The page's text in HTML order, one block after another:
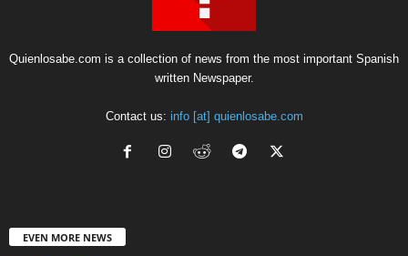
Quienlosabe.com is a collection of news from the most important Spanish
written Newspaper.
Contact us: info [at] quienlosabe.com
EVEN MORE NEWS